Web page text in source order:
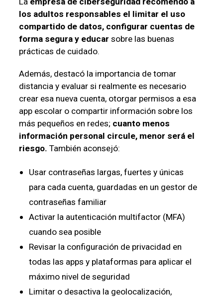
los adultos responsables el limitar el uso
compartido de datos, configurar cuentas de
forma segura y educar sobre las buenas
prácticas de cuidado.
Además, destacó la importancia de tomar
distancia y evaluar si realmente es necesario
crear esa nueva cuenta, otorgar permisos a esa
app escolar o compartir información sobre los
más pequeños en redes; cuanto menos
información personal circule, menor será el
riesgo. También aconsejó:
Usar contraseñas largas, fuertes y únicas
para cada cuenta, guardadas en un gestor de
contraseñas familiar
Activar la autenticación multifactor (MFA)
cuando sea posible
Revisar la configuración de privacidad en
todas las apps y plataformas para aplicar el
máximo nivel de seguridad
Limitar o desactiva la geolocalización,